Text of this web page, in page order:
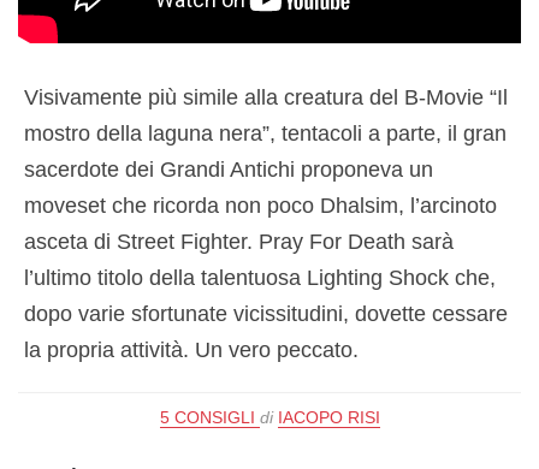
Visivamente più simile alla creatura del B-Movie “Il
mostro della laguna nera”, tentacoli a parte, il gran
sacerdote dei Grandi Antichi proponeva un
moveset che ricorda non poco Dhalsim, l’arcinoto
asceta di Street Fighter. Pray For Death sarà
l’ultimo titolo della talentuosa Lighting Shock che,
dopo varie sfortunate vicissitudini, dovette cessare
la propria attività. Un vero peccato.
5 CONSIGLI di IACOPO RISI